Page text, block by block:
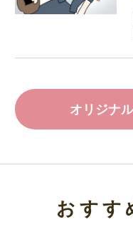
オリジナ
おすす